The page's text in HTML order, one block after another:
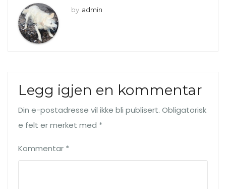
by admin
Legg igjen en kommentar
Din e-postadresse vil ikke bli publisert. Obligatorisk
e felt er merket med *
Kommentar *